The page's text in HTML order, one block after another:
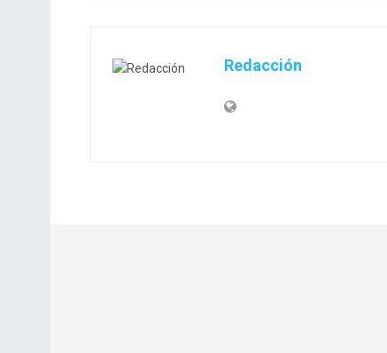
Redacción